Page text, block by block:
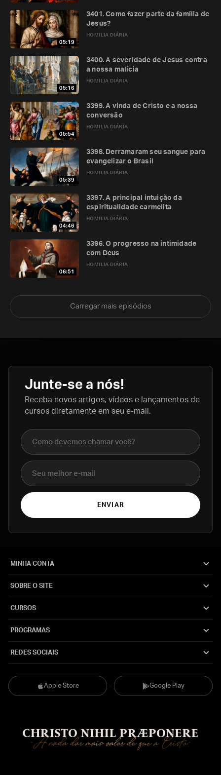
05:19
HOMILIA DIÁRIA
3401. Como fazer parte da família de
Jesus?
05:16
HOMILIA DIÁRIA
3400. A severidade de Jesus contra
a nossa malícia
05:54
HOMILIA DIÁRIA
3399. A vinda de Cristo e a nossa
conversão
05:39
HOMILIA DIÁRIA
3398. Derramaram seu sangue para
evangelizar o Brasil
04:46
HOMILIA DIÁRIA
3397. A principal intuição da
espiritualidade carmelita
06:51
HOMILIA DIÁRIA
3396. O progresso na intimidade
com Deus
Carregar mais episódios
Junte-se a nós!
Receba novos artigos, vídeos e lançamentos de
cursos diretamente em seu e-mail.
Nome completo
E-mail
ENVIAR
Apple Store Google Play
MINHA CONTA
SOBRE O SITE
CURSOS
PROGRAMAS
REDES SOCIAIS